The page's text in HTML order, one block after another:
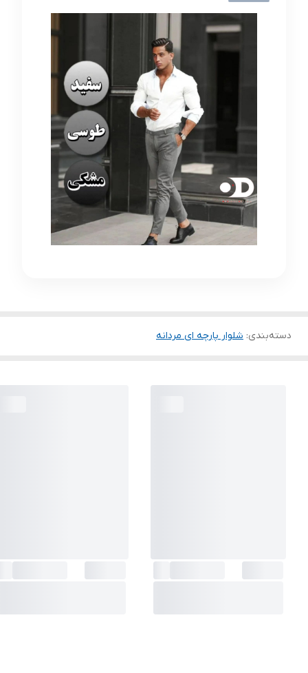
دسته‌بندی: شلوار پارچه ای مردانه